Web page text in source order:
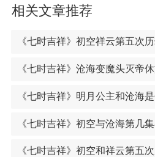
相关文章推荐
《七时吉祥》初空祥云第五次
《七时吉祥》沧海变魔头灭帝
《七时吉祥》明月公主和沧海
《七时吉祥》初空与沧海第几
《七时吉祥》初空和祥云第五